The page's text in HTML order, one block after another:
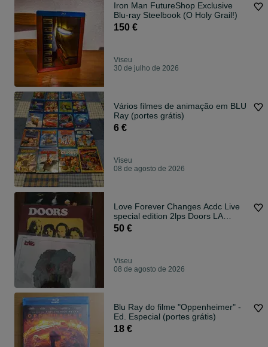
Iron Man FutureShop Exclusive
Blu-ray Steelbook (O Holy Grail!)
150 €
Viseu
30 de julho de 2026
Vários filmes de animação em BLU
Ray (portes grátis)
6 €
Viseu
08 de agosto de 2026
Love Forever Changes Acdc Live
special edition 2lps Doors LA
50 €
Viseu
08 de agosto de 2026
Blu Ray do filme "Oppenheimer" -
Ed. Especial (portes grátis)
18 €